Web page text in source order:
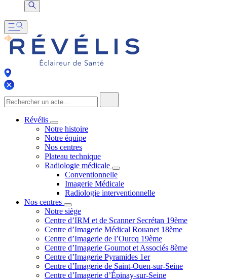
Révélis
Notre histoire
Notre équipe
Nos centres
Plateau technique
Radiologie médicale
Conventionnelle
Imagerie Médicale
Radiologie interventionnelle
Nos centres
Notre siège
Centre d’IRM et de Scanner Secrétan 19ème
Centre d’Imagerie Médical Rouanet 18ème
Centre d’Imagerie de l’Ourcq 19ème
Centre d’Imagerie Goumot et Associés 8ème
Centre d’Imagerie Pyramides 1er
Centre d’Imagerie de Saint-Ouen-sur-Seine
Centre d’Imagerie d’Épinay-sur-Seine